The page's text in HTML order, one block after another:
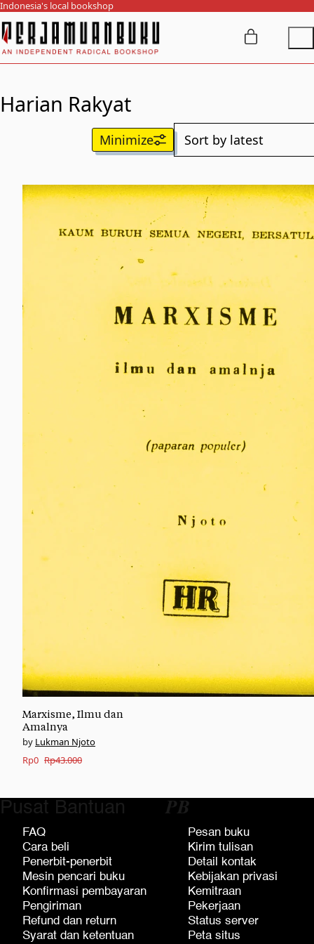
Indonesia's local bookshop
Harian Rakyat
Marxisme, Ilmu dan
Amalnya
Lukman Njoto
Rp43.000
Original
was:
Rp43.000.
Rp0
Current
is:
Rp0.
Pusat Bantuan
FAQ
Cara beli
Penerbit-penerbit
Mesin pencari buku
Konfirmasi pembayaran
Pengiriman
Refund dan return
Syarat dan ketentuan
𝑷𝑩
Pesan buku
Kirim tulisan
Detail kontak
Kebijakan privasi
Kemitraan
Pekerjaan
Status server
Peta situs